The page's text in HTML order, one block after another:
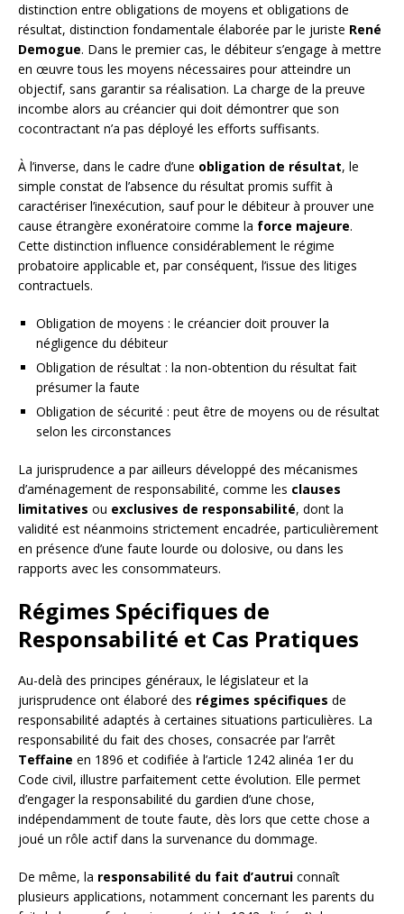
distinction entre obligations de moyens et obligations de
résultat, distinction fondamentale élaborée par le juriste René
Demogue. Dans le premier cas, le débiteur s’engage à mettre
en œuvre tous les moyens nécessaires pour atteindre un
objectif, sans garantir sa réalisation. La charge de la preuve
incombe alors au créancier qui doit démontrer que son
cocontractant n’a pas déployé les efforts suffisants.
À l’inverse, dans le cadre d’une obligation de résultat, le
simple constat de l’absence du résultat promis suffit à
caractériser l’inexécution, sauf pour le débiteur à prouver une
cause étrangère exonératoire comme la force majeure.
Cette distinction influence considérablement le régime
probatoire applicable et, par conséquent, l’issue des litiges
contractuels.
Obligation de moyens : le créancier doit prouver la
négligence du débiteur
Obligation de résultat : la non-obtention du résultat fait
présumer la faute
Obligation de sécurité : peut être de moyens ou de résultat
selon les circonstances
La jurisprudence a par ailleurs développé des mécanismes
d’aménagement de responsabilité, comme les clauses
limitatives ou exclusives de responsabilité, dont la
validité est néanmoins strictement encadrée, particulièrement
en présence d’une faute lourde ou dolosive, ou dans les
rapports avec les consommateurs.
Régimes Spécifiques de
Responsabilité et Cas Pratiques
Au-delà des principes généraux, le législateur et la
jurisprudence ont élaboré des régimes spécifiques de
responsabilité adaptés à certaines situations particulières. La
responsabilité du fait des choses, consacrée par l’arrêt
Teffaine en 1896 et codifiée à l’article 1242 alinéa 1er du
Code civil, illustre parfaitement cette évolution. Elle permet
d’engager la responsabilité du gardien d’une chose,
indépendamment de toute faute, dès lors que cette chose a
joué un rôle actif dans la survenance du dommage.
De même, la responsabilité du fait d’autrui connaît
plusieurs applications, notamment concernant les parents du